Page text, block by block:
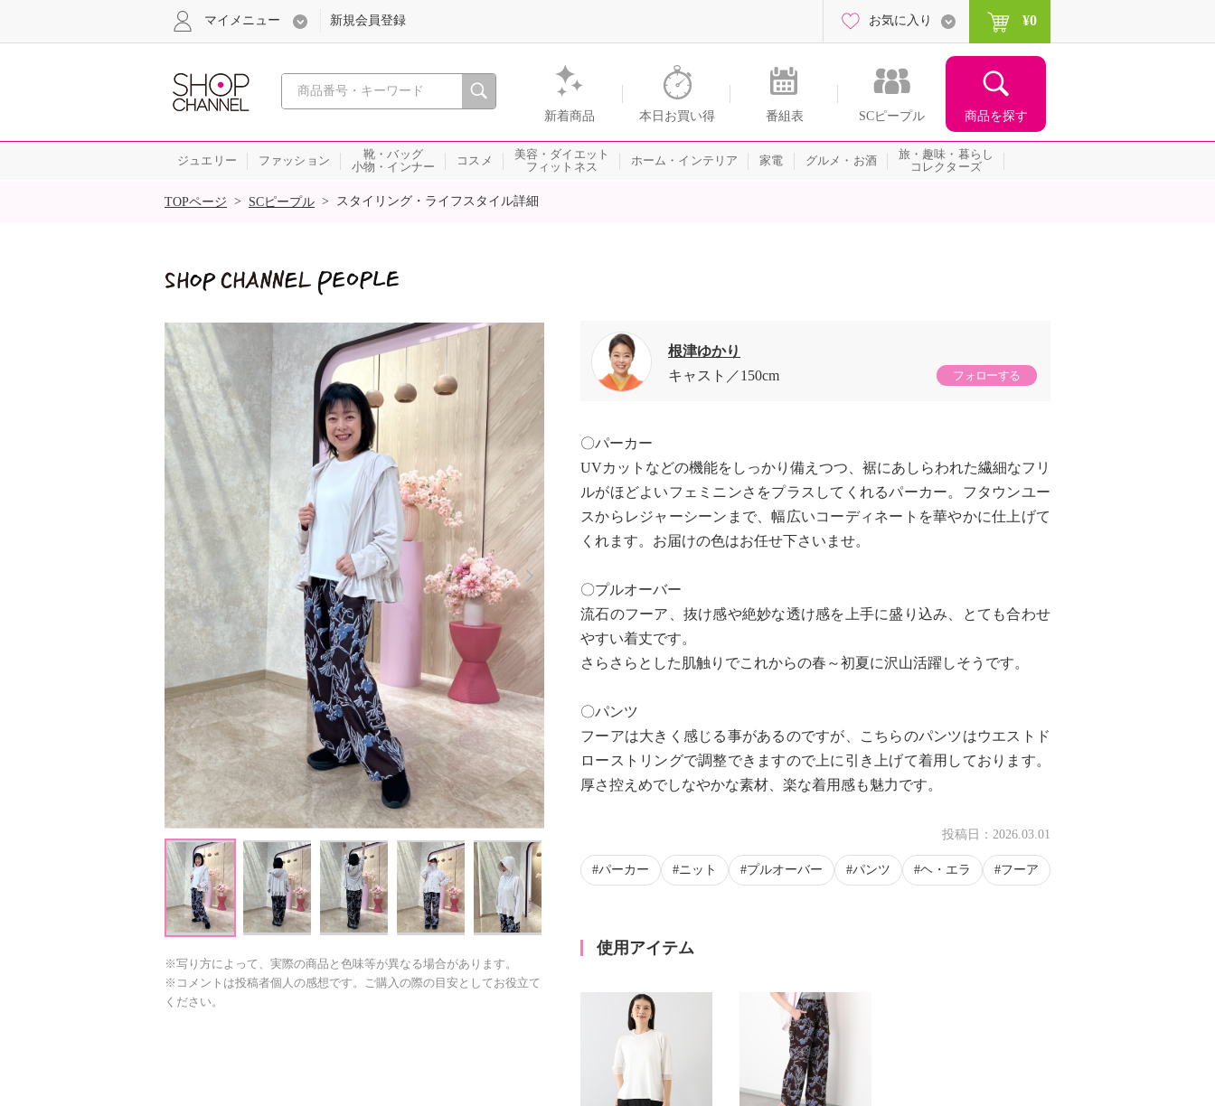
心おどる、瞬間を。通販・テレビショッピングのショップチャンネル
新着商品 本日お買い得 番組表 SCピープル 商品を探す
マイメニュー 新規会員登録 お気に入り ¥0
ジュエリー ファッション
靴・バッグ
小物・インナー
コスメ
美容・ダイエット
フィットネス
ホーム・インテリア 家電 グルメ・お酒
旅・趣味・暮らし
コレクターズ
SALE
TOPページ > SCピープル > スタイリング・ライフスタイル詳細
Next
※写り方によって、実際の商品と色味等が異なる場合があります。
※コメントは投稿者個人の感想です。ご購入の際の目安としてお役立て
ください。
根津ゆかり
キャスト
150cm フォローする
〇パーカー
UVカットなどの機能をしっかり備えつつ、裾にあしらわれた繊細なフリ
ルがほどよいフェミニンさをプラスしてくれるパーカー。フタウンユー
スからレジャーシーンまで、幅広いコーディネートを華やかに仕上げて
くれます。お届けの色はお任せ下さいませ。
〇プルオーバー
流石のフーア、抜け感や絶妙な透け感を上手に盛り込み、とても合わせ
やすい着丈です。
さらさらとした肌触りでこれからの春～初夏に沢山活躍しそうです。
〇パンツ
フーアは大きく感じる事があるのですが、こちらのパンツはウエストド
ローストリングで調整できますので上に引き上げて着用しております。
厚さ控えめでしなやかな素材、楽な着用感も魅力です。
投稿日： 2026.03.01
パーカー ニット プルオーバー パンツ ヘ・エラ フーア
使用アイテム